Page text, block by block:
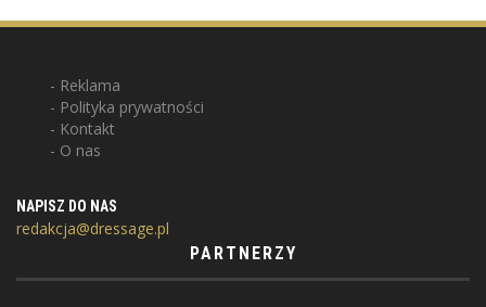
Reklama
Polityka prywatności
Kontakt
O nas
NAPISZ DO NAS
redakcja@dressage.pl
PARTNERZY